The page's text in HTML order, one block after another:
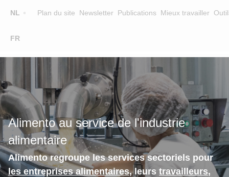
NL
FR
Plan du site Newsletter Publications Mieux travailler
MainFORMATION
FORMATEURS
SUR ALIMENTO
EQUIPE
CONTACT
CHERCHER UNE FORMATION
Alimento au service de l'industrie
alimentaire
Alimento regroupe les services sectoriels pour
les entreprises alimentaires, leurs travailleurs,